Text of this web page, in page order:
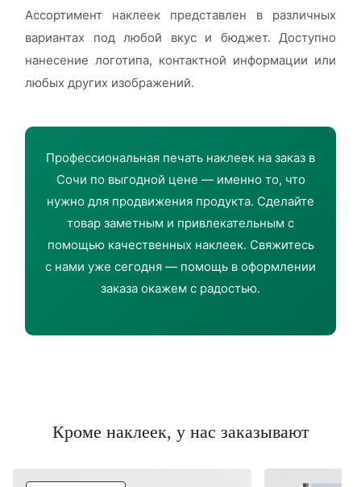
Ассортимент наклеек представлен в различных
вариантах под любой вкус и бюджет. Доступно
нанесение логотипа, контактной информации или
любых других изображений.
Профессиональная печать наклеек на заказ в
Сочи по выгодной цене — именно то, что
нужно для продвижения продукта. Сделайте
товар заметным и привлекательным с
помощью качественных наклеек. Свяжитесь
с нами уже сегодня — помощь в оформлении
заказа окажем с радостью.
Кроме наклеек, у нас заказывают